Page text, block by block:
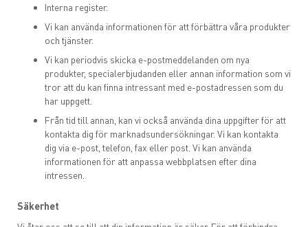
Interna register.
Vi kan använda informationen för att förbättra våra produkter
och tjänster.
Vi kan periodvis skicka e-postmeddelanden om nya
produkter, specialerbjudanden eller annan information som vi
tror att du kan finna intressant med e-postadressen som du
har uppgett.
Från tid till annan, kan vi också använda dina uppgifter för att
kontakta dig för marknadsundersökningar. Vi kan kontakta
dig via e-post, telefon, fax eller post. Vi kan använda
informationen för att anpassa webbplatsen efter dina
intressen.
Säkerhet